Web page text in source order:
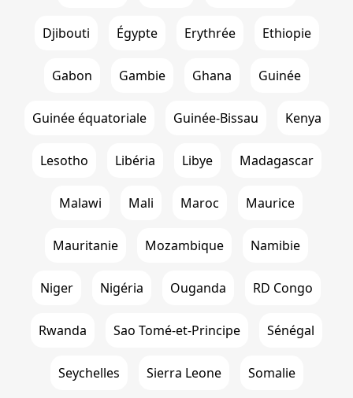
Djibouti Égypte Erythrée Ethiopie
Gabon Gambie Ghana Guinée
Guinée équatoriale Guinée-Bissau Kenya
Lesotho Libéria Libye Madagascar
Malawi Mali Maroc Maurice
Mauritanie Mozambique Namibie
Niger Nigéria Ouganda RD Congo
Rwanda Sao Tomé-et-Principe Sénégal
Seychelles Sierra Leone Somalie